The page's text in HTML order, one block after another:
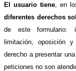
El usuario tiene, en
diferentes derechos
de este formulario:
limitación, oposición
derecho a presentar
peticiones no son